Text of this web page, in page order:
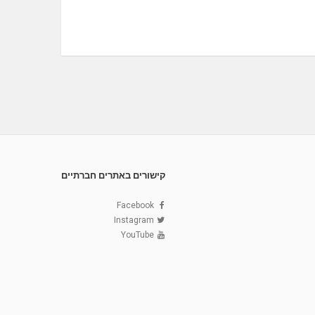
קישורים באתרים חברתיים
Facebook
Instagram
YouTube